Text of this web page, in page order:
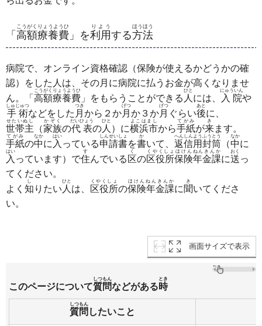
「 高額療養費
こうがくりょうようひ
」を利用
りよう
する方法
ほうほう
病院で、オンライン資格確認（保険が使えるかどうかの確
認）をした人は、その月に病院に払うお金が高くなりませ
ん。「 高額療養費
こうがくりょうようひ
」をもらうことができる 人
ひと
には、 入院
にゅういん
や
手術
しゅじゅつ
などをした 月
つき
から２か月
げつ
か３か月
げつ
ぐらい後
あと
に、
世帯主
せたいぬし
（家族
かぞく
の代表
だいひょう
の人
ひと
）に横浜市
よこはまし
から手紙
てがみ
が来
き
ます。
手紙
てがみ
の中
なか
に 入
はい
っている申請書
しんせいしょ
を書
か
いて、 返信用封筒
へんしんようふうとう
（中
なか
に
入
はい
っています）で住
す
んでいる 区
く
の区役所保険年金課
くやくしょほけんねんきんか
に送
おく
っ
てください。
よく 知
し
りたい 人
ひと
は、 区役所
くやくしょ
の保険年金課
ほけんねんきんか
に聞
き
いてくださ
い。
画面サイズで表示
このページについて質問
しつもん
などがある時
とき
質問
しつもん
したいこと